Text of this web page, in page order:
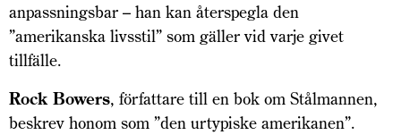
anpassningsbar – han kan återspegla den
”amerikanska livsstil” som gäller vid varje givet
tillfälle.
Rock Bowers, författare till en bok om Stålmannen,
beskrev honom som ”den urtypiske amerikanen”.